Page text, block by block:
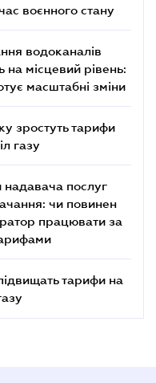
воєнного стану
водоканалів
на місцевий рівень:
масштабні зміни
зростуть тарифи
газу
надавача послуг
чи повинен
працювати за
тарифи на